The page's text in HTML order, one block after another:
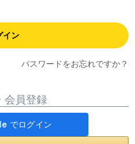
イン
パスワードをお忘れですか？
会員登録